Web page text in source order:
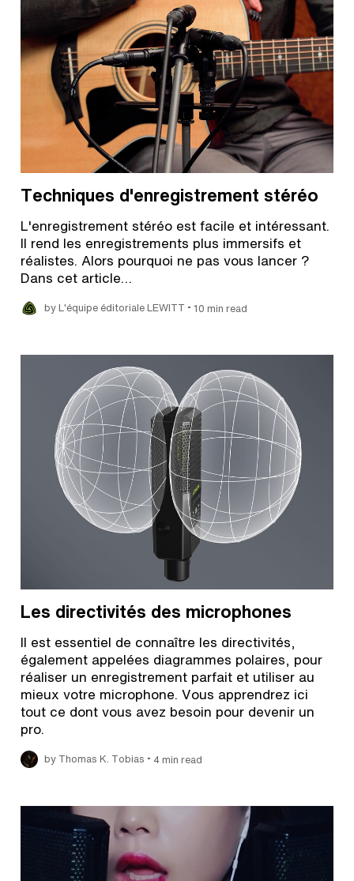
Techniques d'enregistrement stéréo
L'enregistrement stéréo est facile et intéressant.
Il rend les enregistrements plus immersifs et
réalistes. Alors pourquoi ne pas vous lancer ?
Dans cet article…
by L'équipe éditoriale LEWITT • 10 min read
Les directivités des microphones
Il est essentiel de connaître les directivités,
également appelées diagrammes polaires, pour
réaliser un enregistrement parfait et utiliser au
mieux votre microphone. Vous apprendrez ici
tout ce dont vous avez besoin pour devenir un
pro.
by Thomas K. Tobias • 4 min read